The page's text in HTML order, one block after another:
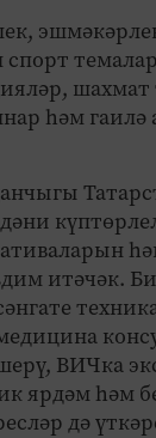
һәм
итәчәк.
ВИЧка
ярдәм һәм
дә